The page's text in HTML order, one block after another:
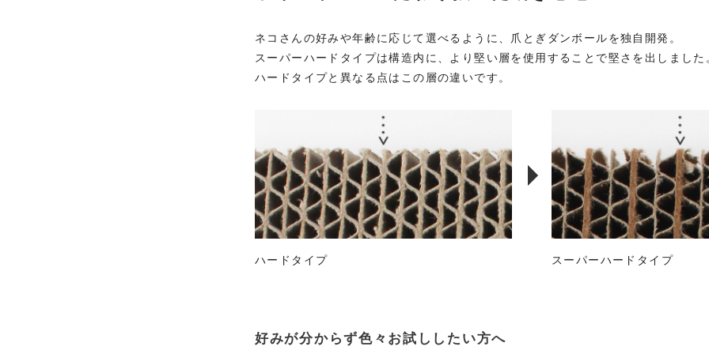
ネコさんの好みや年齢に応じて選べるように、爪とぎダンボールを独自開発。
スーパーハードタイプは構造内に、より堅い層を使用することで堅さを出しました
ハードタイプと異なる点はこの層の違いです。
ハードタイプ スーパーハードタイプ
好みが分からず色々お試ししたい方へ